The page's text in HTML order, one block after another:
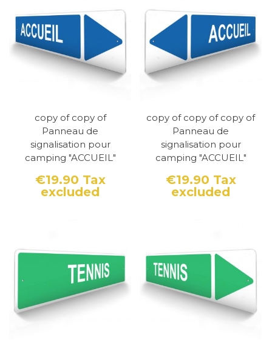
copy of copy of
Panneau de
signalisation pour
camping "ACCUEIL"
Price
€19.90 Tax
excluded
copy of copy of copy of
Panneau de
signalisation pour
camping "ACCUEIL"
Price
€19.90 Tax
excluded